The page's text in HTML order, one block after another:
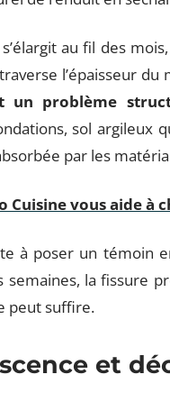
au fil des
l’épaisseur
un problème
sol argileux
par les
Cuisine vous aide à
à poser un témoin
la fissure
peut suffire.
et